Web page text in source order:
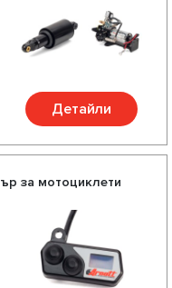
Детайли
за мотоциклети